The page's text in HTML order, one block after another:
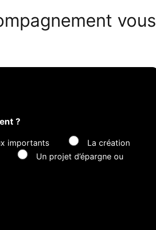
vous
?
importants
La création
Un projet d’épargne ou